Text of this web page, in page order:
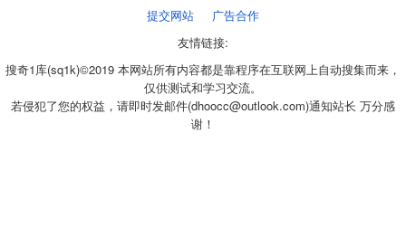
提交网站
广告合作
友情链接:
搜奇1库(sq1k)©2019 本网站所有内容都是靠程序在互联网上自动搜集而来，
仅供测试和学习交流。
若侵犯了您的权益，请即时发邮件(dhoocc@outlook.com)通知站长 万分感
谢！